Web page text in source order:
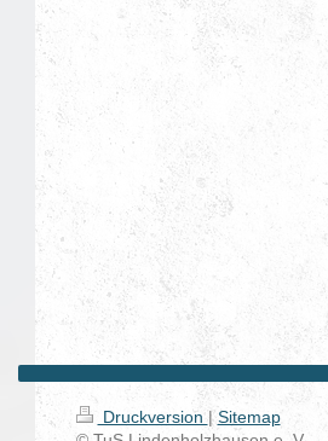
Druckversion | Sitemap